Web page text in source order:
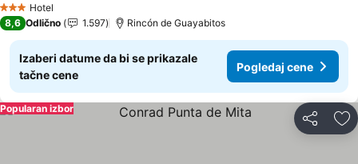
3 Zvezdice
Hotel
8,6 Odlično 1.597 Rincón de Guayabitos
Izaberi datume da bi se prikazale
tačne cene
Pogledaj cene
Deli
Popularan izbor